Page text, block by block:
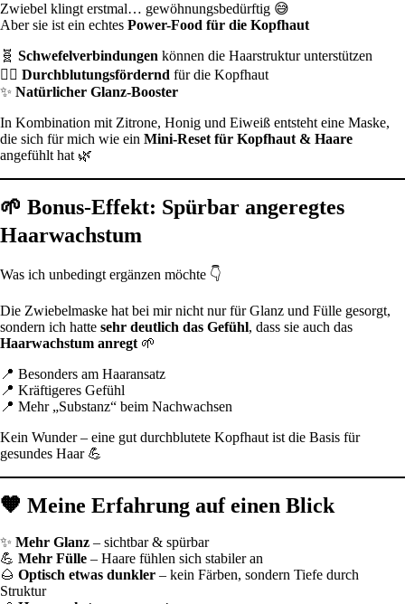
Zwiebel klingt erstmal… gewöhnungsbedürftig 😅
Aber sie ist ein echtes Power-Food für die Kopfhaut
🧬 Schwefelverbindungen können die Haarstruktur unterstützen
💆‍♀️ Durchblutungsfördernd für die Kopfhaut
✨ Natürlicher Glanz-Booster
In Kombination mit Zitrone, Honig und Eiweiß entsteht eine Maske,
die sich für mich wie ein Mini-Reset für Kopfhaut & Haare
angefühlt hat 🌿
🌱 Bonus-Effekt: Spürbar angeregtes
Haarwachstum
Was ich unbedingt ergänzen möchte 👇
Die Zwiebelmaske hat bei mir nicht nur für Glanz und Fülle gesorgt,
sondern ich hatte sehr deutlich das Gefühl, dass sie auch das
Haarwachstum anregt 🌱
📍 Besonders am Haaransatz
📍 Kräftigeres Gefühl
📍 Mehr „Substanz“ beim Nachwachsen
Kein Wunder – eine gut durchblutete Kopfhaut ist die Basis für
gesundes Haar 💪
🧡 Meine Erfahrung auf einen Blick
✨ Mehr Glanz – sichtbar & spürbar
💪 Mehr Fülle – Haare fühlen sich stabiler an
🌰 Optisch etwas dunkler – kein Färben, sondern Tiefe durch
Struktur